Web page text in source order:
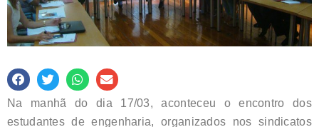
Na manhã do dia 17/03, aconteceu o encontro dos
estudantes de engenharia, organizados nos sindicatos